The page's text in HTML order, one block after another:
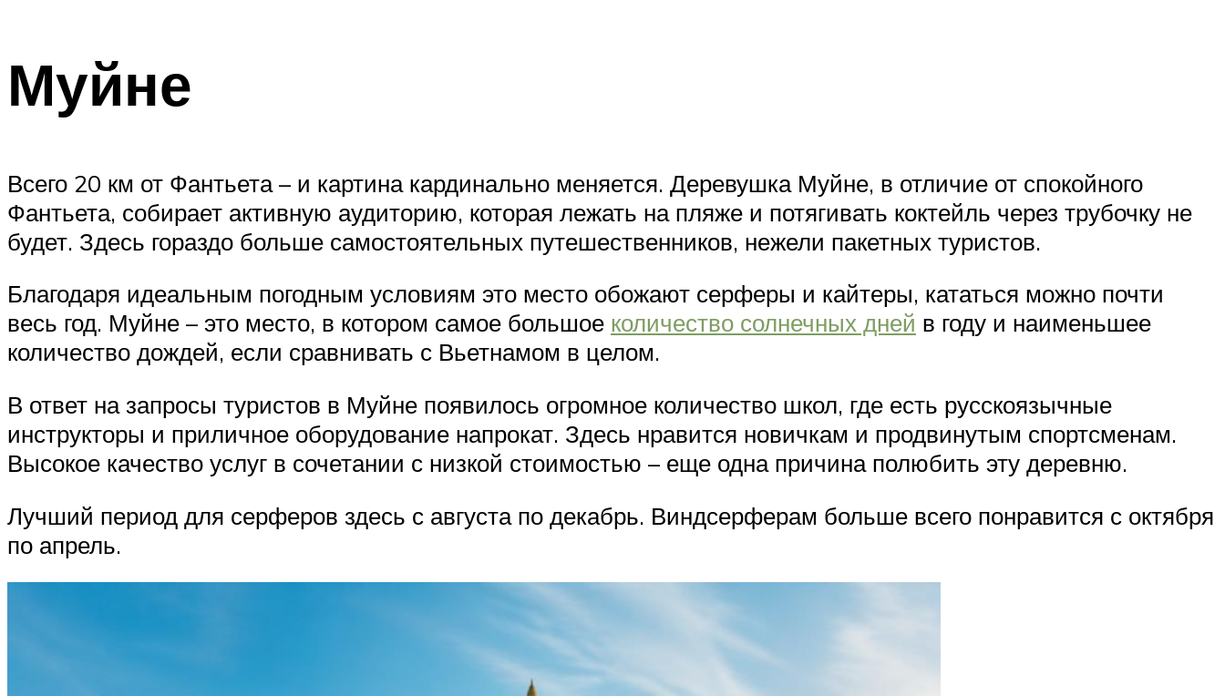
Муйне
Всего 20 км от Фантьета – и картина кардинально меняется. Деревушка Муйне, в отличие от спокойного
Фантьета, собирает активную аудиторию, которая лежать на пляже и потягивать коктейль через трубочку не
будет. Здесь гораздо больше самостоятельных путешественников, нежели пакетных туристов.
Благодаря идеальным погодным условиям это место обожают серферы и кайтеры, кататься можно почти
весь год. Муйне – это место, в котором самое большое количество солнечных дней в году и наименьшее
количество дождей, если сравнивать с Вьетнамом в целом.
В ответ на запросы туристов в Муйне появилось огромное количество школ, где есть русскоязычные
инструкторы и приличное оборудование напрокат. Здесь нравится новичкам и продвинутым спортсменам.
Высокое качество услуг в сочетании с низкой стоимостью – еще одна причина полюбить эту деревню.
Лучший период для серферов здесь с августа по декабрь. Виндсерферам больше всего понравится с октября
по апрель.